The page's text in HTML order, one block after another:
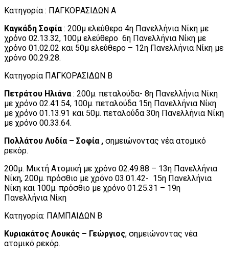
Κατηγορία : ΠΑΓΚΟΡΑΣΙΔΩΝ Α
Καγκάδη Σοφία: 200μ ελεύθερο 4η Πανελλήνια Νίκη με
χρόνο 02.13.32, 100μ ελεύθερο 6η Πανελλήνια Νίκη με
χρόνο 01.02.02 και 50μ ελεύθερο – 12η Πανελλήνια Νίκη με
χρόνο 00.29.28.
Κατηγορία ΠΑΓΚΟΡΑΣΙΔΩΝ Β
Πετράτου Ηλιάνα: 200μ. πεταλούδα- 8η Πανελλήνια Νίκη
με χρόνο 02.41.54, 100μ. πεταλούδα 15η Πανελλήνια Νίκη
με χρόνο 01.13.91 και 50μ. πεταλούδα 30η Πανελλήνια Νίκη
με χρόνο 00.33.64.
Πολλάτου Λυδία – Σοφία , σημειώνοντας νέα ατομικό
ρεκόρ.
200μ. Μικτή Ατομική με χρόνο 02.49.88 – 13η Πανελλήνια
Νίκη, 200μ. πρόσθιο με χρόνο 03.01.42- 15η Πανελλήνια
Νίκη και 100μ. πρόσθιο με χρόνο 01.25.31 – 19η
Πανελλήνια Νίκη
Κατηγορία: ΠΑΜΠΑΙΔΩΝ Β
Κυριακάτος Λουκάς – Γεώργιος, σημειώνοντας νέα
ατομικό ρεκόρ.